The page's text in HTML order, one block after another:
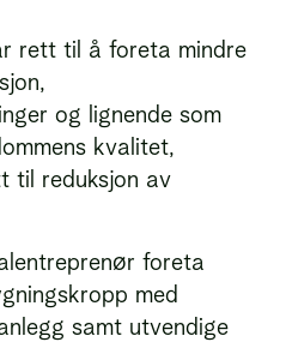
rett til å foreta mindre
og lignende som
kvalitet,
til reduksjon av
foreta
med
samt utvendige